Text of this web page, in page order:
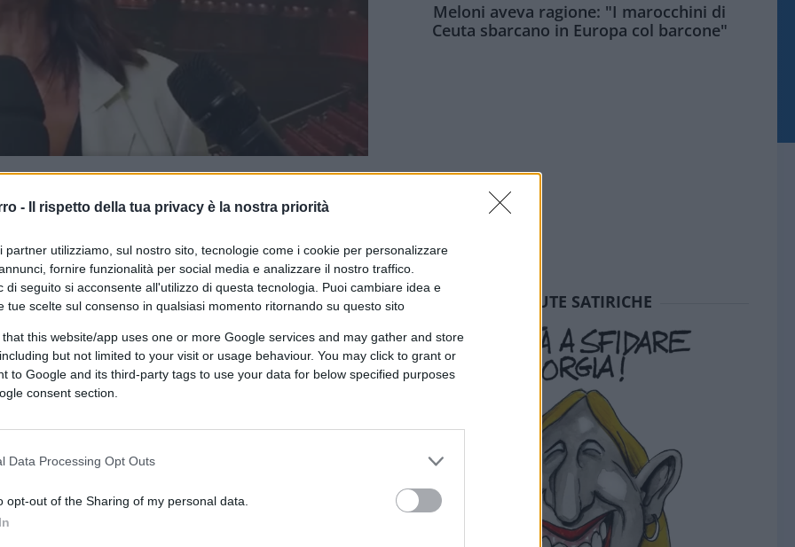
- Il rispetto della tua privacy è la nostra priorità
partner utilizziamo, sul nostro sito, tecnologie come i cookie per personalizzare
fornire funzionalità per social media e analizzare il nostro traffico.
di seguito si acconsente all'utilizzo di questa tecnologia. Puoi cambiare idea e
tue scelte sul consenso in qualsiasi momento ritornando su questo sito
that this website/app uses one or more Google services and may gather and store
but not limited to your visit or usage behaviour. You may click to grant or
to Google and its third-party tags to use your data for below specified purposes
consent section.
Data Processing Opt Outs
opt-out of the Sharing of my personal data.
su Google CLICCA QUI
0:00/--:--
presentato una proposta di legge per
del colonialismo italiano. Una iniziativa
Deputati con al tavolo l’ex presidente
Riccardo Ricciardi (M5s), Silvano
sottolineare e stigmatizzare le
africano. Non si tratta di una
Meloni aveva ragione: "I marocchini di
Ceuta sbarcano in Europa col barcone"
SEDUTE SATIRICHE